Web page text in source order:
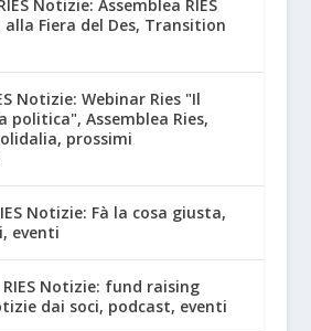
RIES Notizie: Assemblea RIES
alla Fiera del Des, Transition
Notizie: Webinar Ries "Il
politica", Assemblea Ries,
prossimi
Notizie: Fà la cosa giusta,
eventi
RIES Notizie: fund raising
dai soci, podcast, eventi